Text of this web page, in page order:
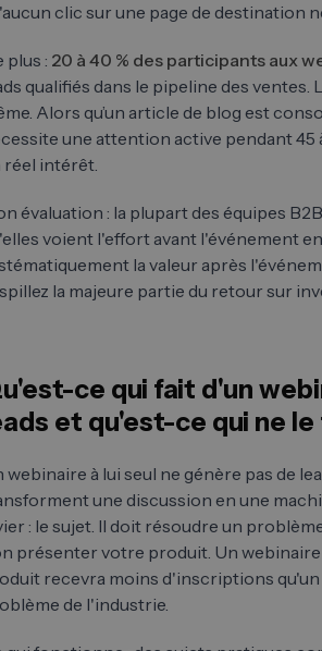
clic sur une page de destination
plus : 20 à 40 % des participants aux
qualifiés dans le pipeline des
Alors qu’un article de blog est
une attention active pendant
réel intérêt.
évaluation : la plupart des équipes
voient l'effort avant l'événement
la valeur après
la majeure partie du retour sur
ce qui fait d'un
et qu'est-ce qui ne le
webinaire à lui seul ne génère pas de
une discussion en une
: le sujet. Il doit résoudre un
présenter votre produit. Un
recevra moins d'inscriptions
de l'industrie.